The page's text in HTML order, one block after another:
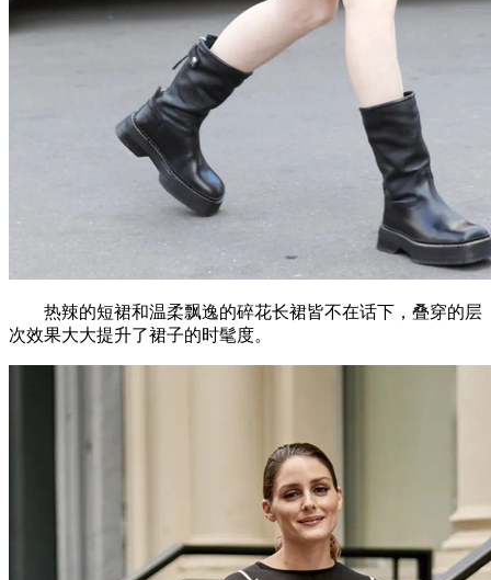
热辣的短裙和温柔飘逸的碎花长裙皆不在话下，叠穿的层
次效果大大提升了裙子的时髦度。